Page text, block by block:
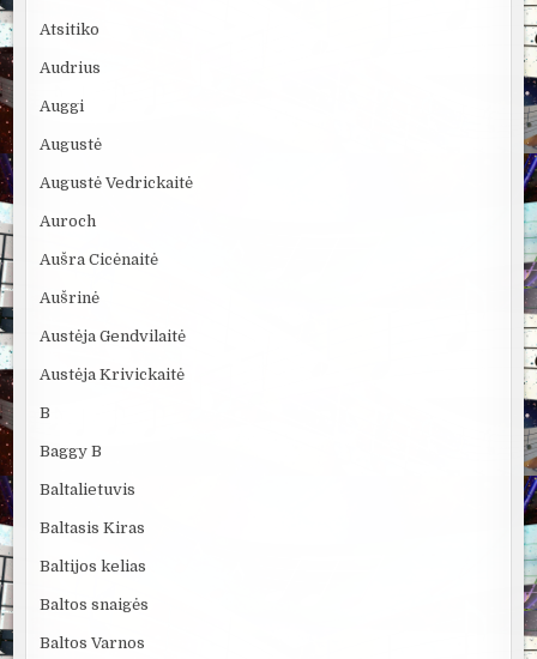
Atsitiko
Audrius
Auggi
Augustė
Augustė Vedrickaitė
Auroch
Aušra Cicėnaitė
Aušrinė
Austėja Gendvilaitė
Austėja Krivickaitė
B
Baggy B
Baltalietuvis
Baltasis Kiras
Baltijos kelias
Baltos snaigės
Baltos Varnos